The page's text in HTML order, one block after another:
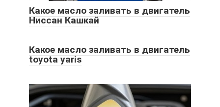
Какое масло заливать в двигатель
Ниссан Кашкай
Какое масло заливать в двигатель
toyota yaris